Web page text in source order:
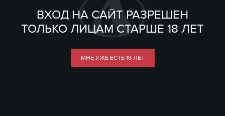
ВХОД НА САЙТ РАЗРЕШЕН
ТОЛЬКО ЛИЦАМ СТАРШЕ 18 ЛЕТ
МНЕ УЖЕ ЕСТЬ 18 ЛЕТ